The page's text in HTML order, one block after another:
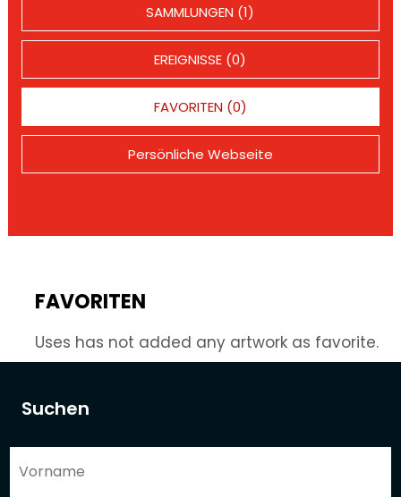
Suchen
SAMMLUNGEN (1)
EREIGNISSE (0)
FAVORITEN (0)
Persönliche Webseite
FAVORITEN
Uses has not added any artwork as favorite.